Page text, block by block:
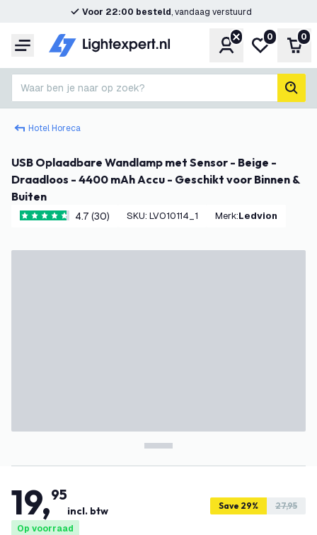
Voor 22:00 besteld, vandaag verstuurd
Menu Account
Mijn
0 0
Waar ben je naar op zoek?
Hotel Horeca
USB Oplaadbare Wandlamp met Sensor - Beige -
Draadloos - 4400 mAh Accu - Geschikt voor Binnen &
Buiten
4.7 score sterren
4.7 (30) SKU: LVO10114_1 Merk: Ledvion
19,95
incl. btw Save 29% 27,95
Op voorraad